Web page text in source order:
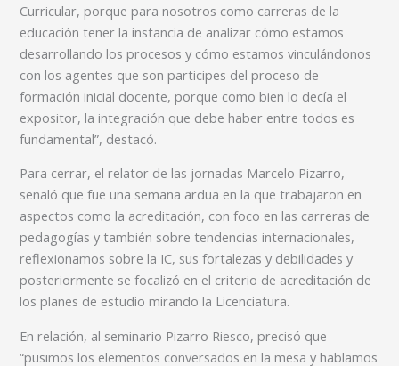
Curricular, porque para nosotros como carreras de la
educación tener la instancia de analizar cómo estamos
desarrollando los procesos y cómo estamos vinculándonos
con los agentes que son participes del proceso de
formación inicial docente, porque como bien lo decía el
expositor, la integración que debe haber entre todos es
fundamental”, destacó.
Para cerrar, el relator de las jornadas Marcelo Pizarro,
señaló que fue una semana ardua en la que trabajaron en
aspectos como la acreditación, con foco en las carreras de
pedagogías y también sobre tendencias internacionales,
reflexionamos sobre la IC, sus fortalezas y debilidades y
posteriormente se focalizó en el criterio de acreditación de
los planes de estudio mirando la Licenciatura.
En relación, al seminario Pizarro Riesco, precisó que
“pusimos los elementos conversados en la mesa y hablamos